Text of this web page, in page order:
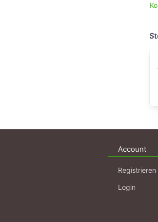
Account
Registrieren
Login